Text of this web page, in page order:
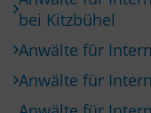
bei Kitzbühel
Anwälte für
Anwälte für